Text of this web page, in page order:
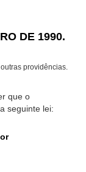
DE 1990.
providências.
que o
seguinte lei: